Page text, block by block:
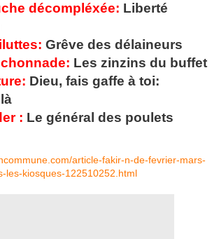
décompléxée: Liberté
Grêve des délaineurs
Les zinzins du buffet
Dieu, fais gaffe à toi:
: Le général des poulets
article-fakir-n-de-fevrier-mars-
les-kiosques-122510252.html